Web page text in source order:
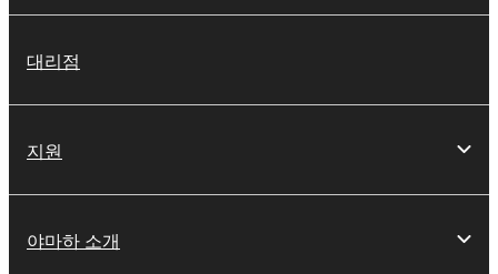
대리점
지원
야마하 소개